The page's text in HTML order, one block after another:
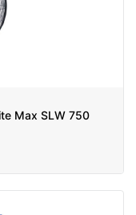
Max SLW 750